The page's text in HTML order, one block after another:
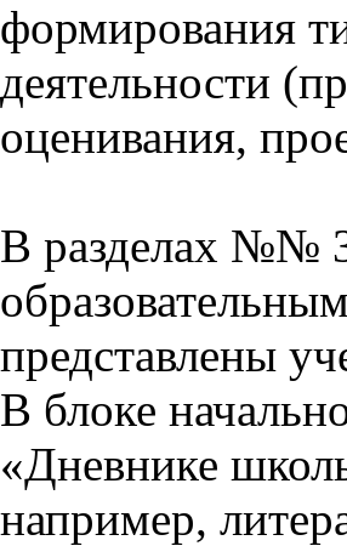
формирования
деятельности
оценивания,
В разделах №№
представлены
В блоке
«Дневнике
например,